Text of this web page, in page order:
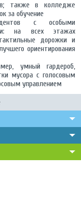
также в колледже
за обучение
с особыми
на всех этажах
дорожки и
ориентирования
умный гардероб,
мусора с голосовым
управлением